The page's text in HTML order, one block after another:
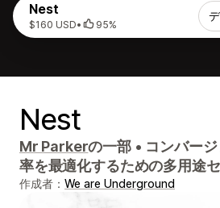
Nest
$160 USD• 95%
Nest
Mr Parkerの一部 • コンバー
率を最適化するための多用途
作成者： We are Underground